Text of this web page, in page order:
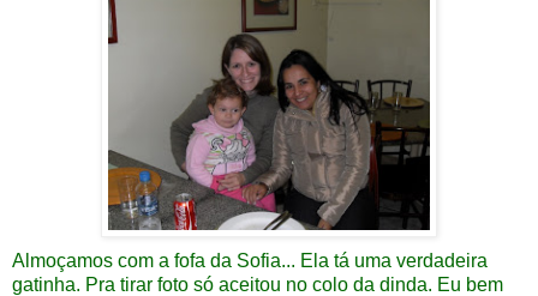
Almoçamos com a fofa da Sofia... Ela tá uma verdadeira
gatinha. Pra tirar foto só aceitou no colo da dinda. Eu bem